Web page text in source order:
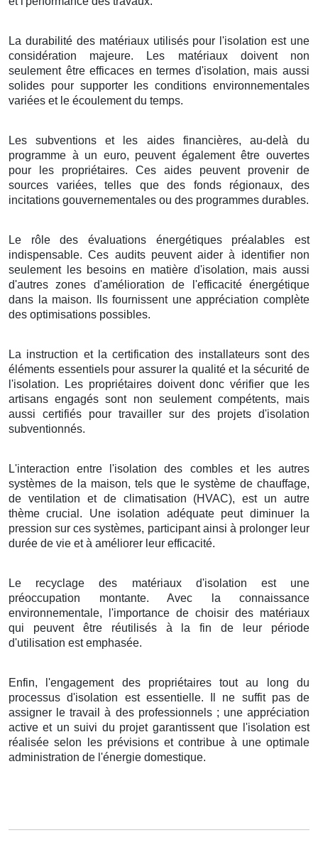
La durabilité des matériaux utilisés pour l'isolation est une
considération majeure. Les matériaux doivent non
seulement être efficaces en termes d'isolation, mais aussi
solides pour supporter les conditions environnementales
variées et le écoulement du temps.
Les subventions et les aides financières, au-delà du
programme à un euro, peuvent également être ouvertes
pour les propriétaires. Ces aides peuvent provenir de
sources variées, telles que des fonds régionaux, des
incitations gouvernementales ou des programmes durables.
Le rôle des évaluations énergétiques préalables est
indispensable. Ces audits peuvent aider à identifier non
seulement les besoins en matière d'isolation, mais aussi
d'autres zones d'amélioration de l'efficacité énergétique
dans la maison. Ils fournissent une appréciation complète
des optimisations possibles.
La instruction et la certification des installateurs sont des
éléments essentiels pour assurer la qualité et la sécurité de
l'isolation. Les propriétaires doivent donc vérifier que les
artisans engagés sont non seulement compétents, mais
aussi certifiés pour travailler sur des projets d'isolation
subventionnés.
L'interaction entre l'isolation des combles et les autres
systèmes de la maison, tels que le système de chauffage,
de ventilation et de climatisation (HVAC), est un autre
thème crucial. Une isolation adéquate peut diminuer la
pression sur ces systèmes, participant ainsi à prolonger leur
durée de vie et à améliorer leur efficacité.
Le recyclage des matériaux d'isolation est une
préoccupation montante. Avec la connaissance
environnementale, l'importance de choisir des matériaux
qui peuvent être réutilisés à la fin de leur période
d'utilisation est emphasée.
Enfin, l'engagement des propriétaires tout au long du
processus d'isolation est essentielle. Il ne suffit pas de
assigner le travail à des professionnels ; une appréciation
active et un suivi du projet garantissent que l'isolation est
réalisée selon les prévisions et contribue à une optimale
administration de l'énergie domestique.